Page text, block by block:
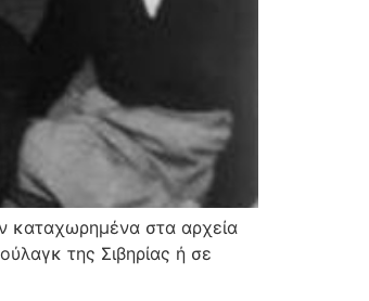
καταχωρημένα στα αρχεία
της Σιβηρίας ή σε